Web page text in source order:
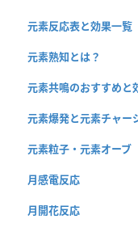
元素反応表と効果一覧
元素熟知とは？
元素共鳴のおすすめと
元素爆発と元素チャー
元素粒子・元素オーブ
月感電反応
月開花反応